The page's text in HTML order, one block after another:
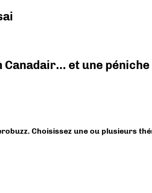
Canadair… et une péniche
Choisissez une ou plusieurs